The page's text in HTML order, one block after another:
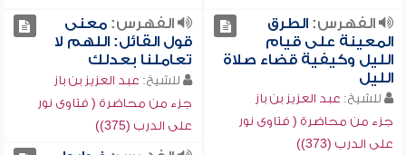
الفهرس:الطرق
المعينة على قيام
الليل وكيفية قضاء صلاة
الليل
للشيخ: عبد العزيز بن باز
جزء من محاضرة ( فتاوى نور
على الدرب (373))
الفهرس:معنى
قول القائل: اللهم لا
تعاملنا بعدلك
للشيخ: عبد العزيز بن باز
جزء من محاضرة ( فتاوى نور
على الدرب (375))